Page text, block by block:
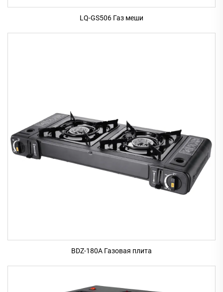
LQ-GS506 Газ меши
BDZ-180A Газовая плита